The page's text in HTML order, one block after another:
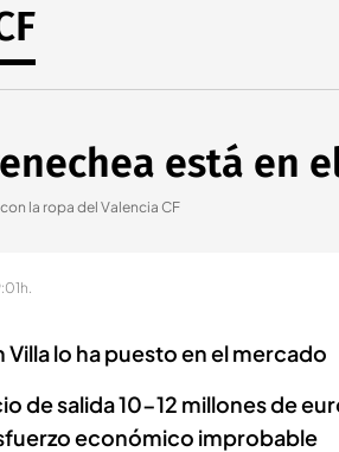
está en
la ropa del Valencia CF
Villa lo ha puesto en el mercado
de salida 10-12 millones de
económico improbable